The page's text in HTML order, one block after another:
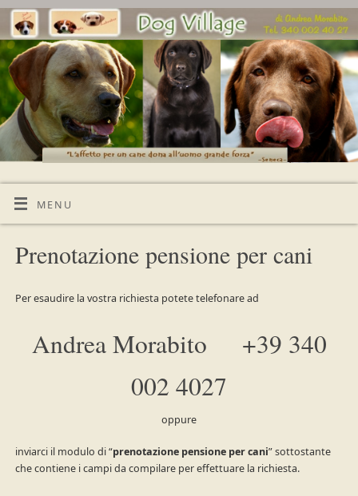
MENU
Prenotazione pensione per cani
Per esaudire la vostra richiesta potete telefonare ad
Andrea Morabito +39 340
002 4027
oppure
inviarci il modulo di “prenotazione pensione per cani” sottostante
che contiene i campi da compilare per effettuare la richiesta.